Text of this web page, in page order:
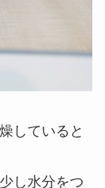
していると
し水分をつ